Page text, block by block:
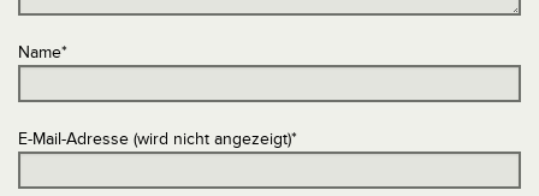
Name*
E-Mail-Adresse (wird nicht angezeigt)*